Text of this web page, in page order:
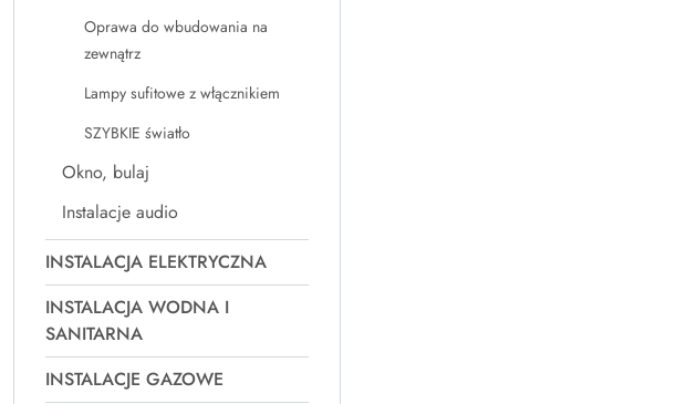
Oprawa do wbudowania na
zewnątrz
Lampy sufitowe z włącznikiem
SZYBKIE światło
Okno, bulaj
Instalacje audio
INSTALACJA ELEKTRYCZNA
INSTALACJA WODNA I
SANITARNA
INSTALACJE GAZOWE